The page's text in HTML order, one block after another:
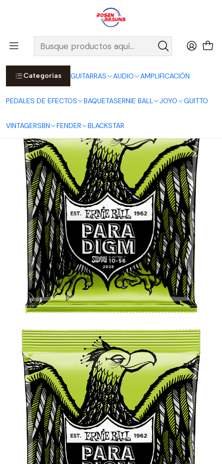
Categorías GUITARRAS AUDIO AMPLIFICACIÓN
PEDALES DE EFECTOS BAQUETASERNIE BALL JOYO GUITTO
VINTAGERSBN FENDER BLACKSTAR
Por compras sobre $25.000 en Santiago urbano, Colina o
Padre Hurtado, incluimos el despacho!
Ver Detalles
Inicio ERNIE BALL
CUERDAS ERNIE BALL
Cuerdas Eléctricas ERNIE BALL
PARADIGM Electric